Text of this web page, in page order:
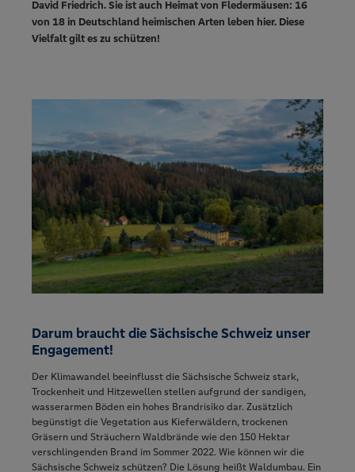
David Friedrich. Sie ist auch Heimat von Fledermäusen: 16
von 18 in Deutschland heimischen Arten leben hier. Diese
Vielfalt gilt es zu schützen!
Darum braucht die Sächsische Schweiz unser
Engagement!
Der Klimawandel beeinflusst die Sächsische Schweiz stark,
Trockenheit und Hitzewellen stellen aufgrund der sandigen,
wasserarmen Böden ein hohes Brandrisiko dar. Zusätzlich
begünstigt die Vegetation aus Kieferwäldern, trockenen
Gräsern und Sträuchern Waldbrände wie den 150 Hektar
verschlingenden Brand im Sommer 2022. Wie können wir die
Sächsische Schweiz schützen? Die Lösung heißt Waldumbau. Ein